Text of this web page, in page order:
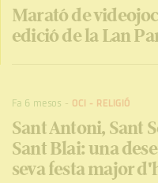
Marató de
edició de la Lan
Fa 6 mesos - OCI - RELIGIÓ
Sant Antoni, Sant
Sant Blai: una
seva festa major